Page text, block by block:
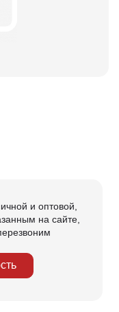
и оптовой,
на сайте,